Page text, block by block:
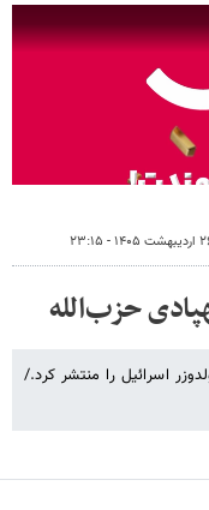
۱۴۰۵ - ۲۳:۱۵
حزب‌الله
اسرائیل را منتشر کرد./